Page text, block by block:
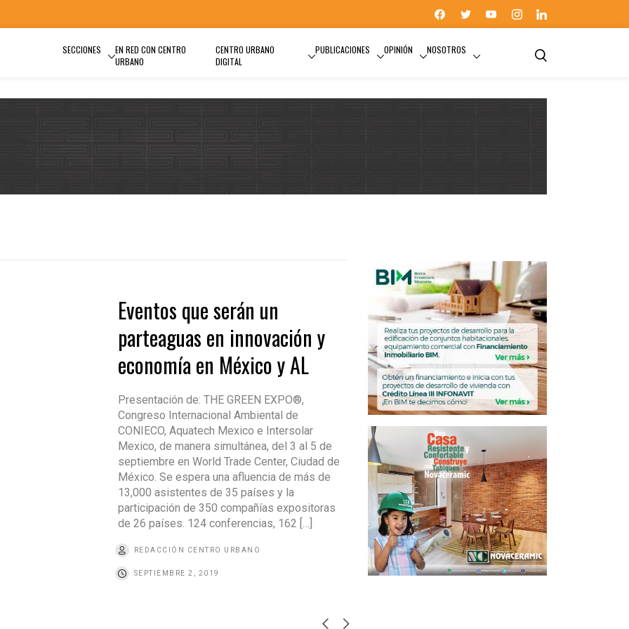
SECCIONES
EN RED CON CENTRO
URBANO
CENTRO URBANO
DIGITAL
PUBLICACIONES OPINIÓN NOSOTROS
Eventos que serán un
parteaguas en innovación y
economía en México y AL
Presentación de: THE GREEN EXPO®,
Congreso Internacional Ambiental de
CONIECO, Aquatech Mexico e Intersolar
Mexico, de manera simultánea, del 3 al 5 de
septiembre en World Trade Center, Ciudad de
México. Se espera una afluencia de más de
13,000 asistentes de 35 países y la
participación de 350 compañías expositoras
de 26 países. 124 conferencias, 162 […]
REDACCIÓN CENTRO URBANO
SEPTIEMBRE 2, 2019